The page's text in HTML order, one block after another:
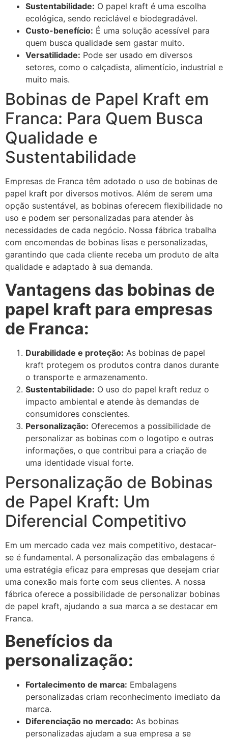
Sustentabilidade: O papel kraft é uma escolha
ecológica, sendo reciclável e biodegradável.
Custo-benefício: É uma solução acessível para
quem busca qualidade sem gastar muito.
Versatilidade: Pode ser usado em diversos
setores, como o calçadista, alimentício, industrial e
muito mais.
Bobinas de Papel Kraft em
Franca: Para Quem Busca
Qualidade e
Sustentabilidade
Empresas de Franca têm adotado o uso de bobinas de
papel kraft por diversos motivos. Além de serem uma
opção sustentável, as bobinas oferecem flexibilidade no
uso e podem ser personalizadas para atender às
necessidades de cada negócio. Nossa fábrica trabalha
com encomendas de bobinas lisas e personalizadas,
garantindo que cada cliente receba um produto de alta
qualidade e adaptado à sua demanda.
Vantagens das bobinas de
papel kraft para empresas
de Franca:
Durabilidade e proteção: As bobinas de papel
kraft protegem os produtos contra danos durante
o transporte e armazenamento.
Sustentabilidade: O uso do papel kraft reduz o
impacto ambiental e atende às demandas de
consumidores conscientes.
Personalização: Oferecemos a possibilidade de
personalizar as bobinas com o logotipo e outras
informações, o que contribui para a criação de
uma identidade visual forte.
Personalização de Bobinas
de Papel Kraft: Um
Diferencial Competitivo
Em um mercado cada vez mais competitivo, destacar-
se é fundamental. A personalização das embalagens é
uma estratégia eficaz para empresas que desejam criar
uma conexão mais forte com seus clientes. A nossa
fábrica oferece a possibilidade de personalizar bobinas
de papel kraft, ajudando a sua marca a se destacar em
Franca.
Benefícios da
personalização:
Fortalecimento de marca: Embalagens
personalizadas criam reconhecimento imediato da
marca.
Diferenciação no mercado: As bobinas
personalizadas ajudam a sua empresa a se